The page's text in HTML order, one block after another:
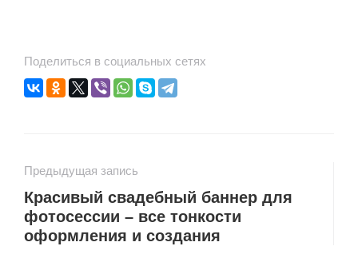
Поделиться в социальных сетях
Предыдущая запись
Красивый свадебный баннер для
фотосессии – все тонкости
оформления и создания